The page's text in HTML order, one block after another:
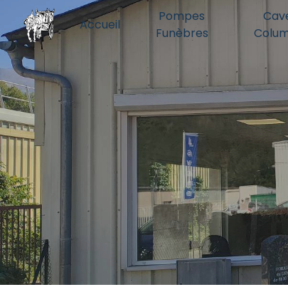
Accueil
Pompes
Funèbres
Panneau de gestion des cookies